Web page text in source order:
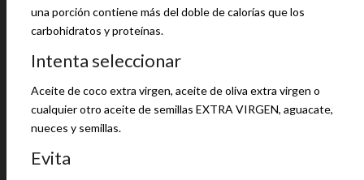
una porción contiene más del doble de calorías que los
carbohidratos y proteínas.
Intenta seleccionar
Aceite de coco extra virgen, aceite de oliva extra virgen o
cualquier otro aceite de semillas EXTRA VIRGEN, aguacate,
nueces y semillas.
Evita